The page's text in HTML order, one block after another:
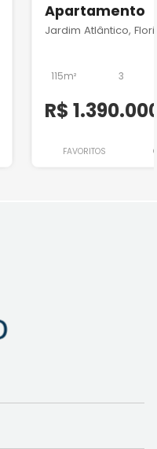
Apartamento
Jardim Atlântico,
115m² 3
R$
FAVORITOS